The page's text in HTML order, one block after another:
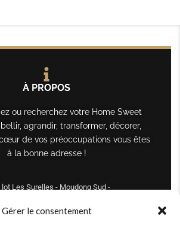
Gérer le consentement
À PROPOS
ou recherchez votre Home Sweet
agrandir, transformer, décorer,
de vos préoccupations vous êtes
à la bonne adresse !
lot Les Surelles - Moudong Sud -